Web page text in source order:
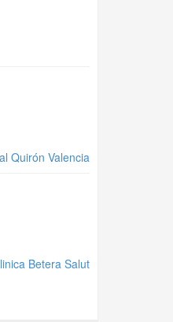
Quirón Valencia
Betera Salut